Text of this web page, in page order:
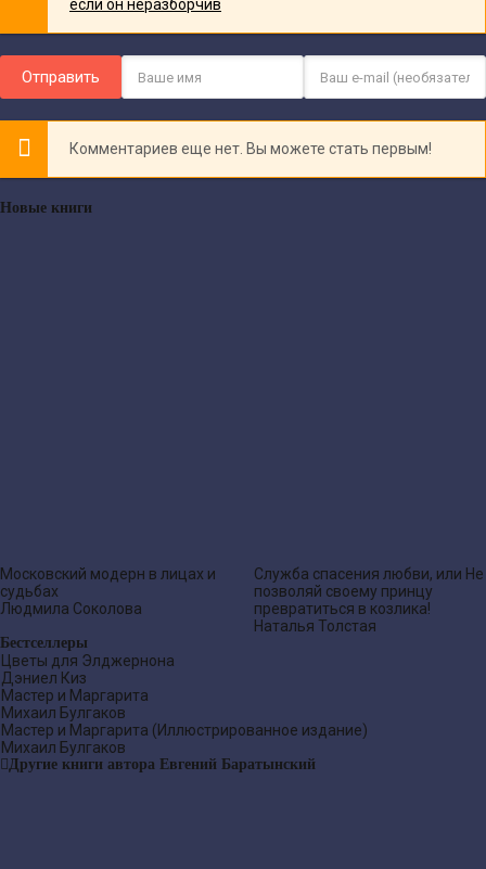
Отправить
Комментариев еще нет. Вы можете стать первым!
Новые книги
Московский модерн в лицах и
судьбах
Людмила Соколова
Служба спасения любви, или Не
позволяй своему принцу
превратиться в козлика!
Наталья Толстая
Бестселлеры
Цветы для Элджернона
Дэниел Киз
Мастер и Маргарита
Михаил Булгаков
Мастер и Маргарита (Иллюстрированное издание)
Михаил Булгаков
Другие книги автора Евгений Баратынский